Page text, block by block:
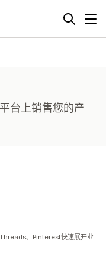
台上销售您的产
、Pinterest快速展开业